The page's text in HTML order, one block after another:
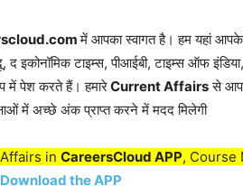
में आपका स्वागत है। हम यहां
द इकोनॉमिक टाइम्स, पीआईबी, टाइम्स ऑफ
पेश करते हैं। हमारेCurrent Affairsसे
में अच्छे अंक प्राप्त करने में मदद मिलेगी
in CareersCloud APP, Course
the APP